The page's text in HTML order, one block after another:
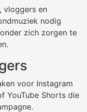
vloggers en
nodig
zich zorgen te
voor Instagram
YouTube Shorts die